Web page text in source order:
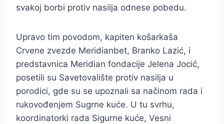
svakoj borbi protiv nasilja odnese pobedu.
Upravo tim povodom, kapiten košarkaša
Crvene zvezde Meridianbet, Branko Lazić, i
predstavnica Meridian fondacije Jelena Jocić,
posetili su Savetovalište protiv nasilja u
porodici, gde su se upoznali sa načinom rada i
rukovođenjem Sugrne kuće. U tu svrhu,
koordinatorki rada Sigurne kuće, Vesni